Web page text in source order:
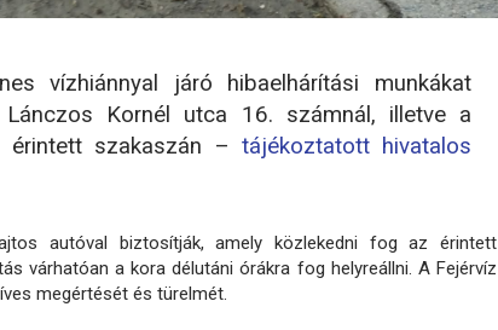
vízhiánnyal járó hibaelhárítási munkákat
Kornél utca 16. számnál, illetve a
szakaszán – tájékoztatott hivatalos
autóval biztosítják, amely közlekedni fog az érintett
várhatóan a kora délutáni órákra fog helyreállni. A Fejérvíz
megértését és türelmét.